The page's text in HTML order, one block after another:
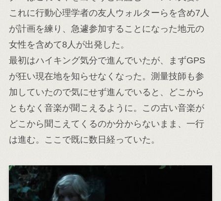
これに行動心理学者の友人ウォルターらを含め7人
が計画を練り、急遽参加することになった地元の
女性を含めて8人が出発した。
最初はハイキング気分で進んでいたが、まずGPS
が狂い現在地を知らせなくなった。測量技師も参
加していたので気にせず進んでいると、どこから
ともなく音楽が聞こえるように。この古い音楽が
どこから聞こえてくるのか分からないまま、一行
は進む。ここで既に数日経っていた。